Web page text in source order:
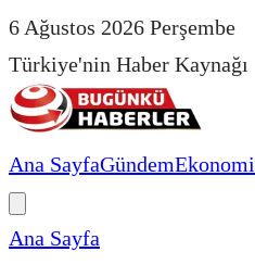
6 Ağustos 2026 Perşembe
Türkiye'nin Haber Kaynağı
Ana SayfaGündemEkonomi
Ana Sayfa